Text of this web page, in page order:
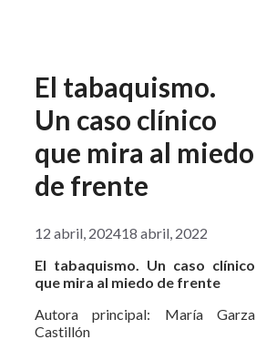
El tabaquismo.
Un caso clínico
que mira al miedo
de frente
12 abril, 202418 abril, 2022
El tabaquismo. Un caso clínico
que mira al miedo de frente
Autora principal: María Garza
Castillón